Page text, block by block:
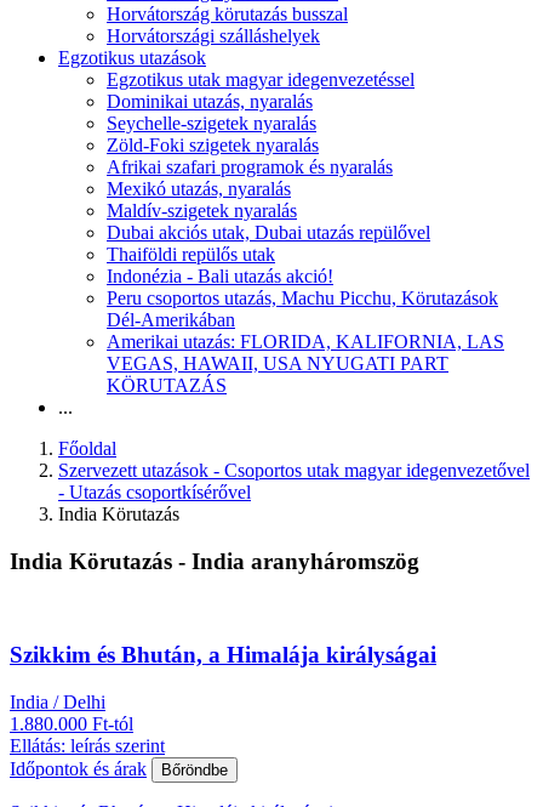
Horvátország körutazás busszal
Horvátországi szálláshelyek
Egzotikus utazások
Egzotikus utak magyar idegenvezetéssel
Dominikai utazás, nyaralás
Seychelle-szigetek nyaralás
Zöld-Foki szigetek nyaralás
Afrikai szafari programok és nyaralás
Mexikó utazás, nyaralás
Maldív-szigetek nyaralás
Dubai akciós utak, Dubai utazás repülővel
Thaiföldi repülős utak
Indonézia - Bali utazás akció!
Peru csoportos utazás, Machu Picchu, Körutazások
Dél-Amerikában
Amerikai utazás: FLORIDA, KALIFORNIA, LAS
VEGAS, HAWAII, USA NYUGATI PART
KÖRUTAZÁS
...
Főoldal
Szervezett utazások - Csoportos utak magyar idegenvezetővel
- Utazás csoportkísérővel
India Körutazás
India Körutazás - India aranyháromszög
Szikkim és Bhután, a Himalája királyságai
India / Delhi
1.880.000 Ft-tól
Ellátás: leírás szerint
Időpontok és árak
Bőröndbe